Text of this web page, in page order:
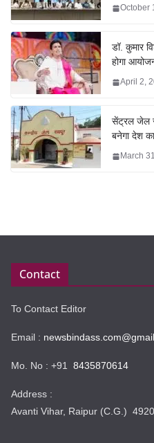
October
डॉ. कुमार
होगा
April 2,
सेंट्रल जेल
बनेगा देश
March
Contact
To Contact Editor
Email :
Mo. No : +91 8435870614
Address :
Avanti Vihar, Raipur (C.G.)